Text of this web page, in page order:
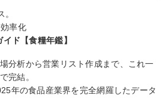
率化
ド【食糧年鑑】
分析から営業リスト作成まで、これ一
完結。
年の食品産業界を完全網羅したデータ